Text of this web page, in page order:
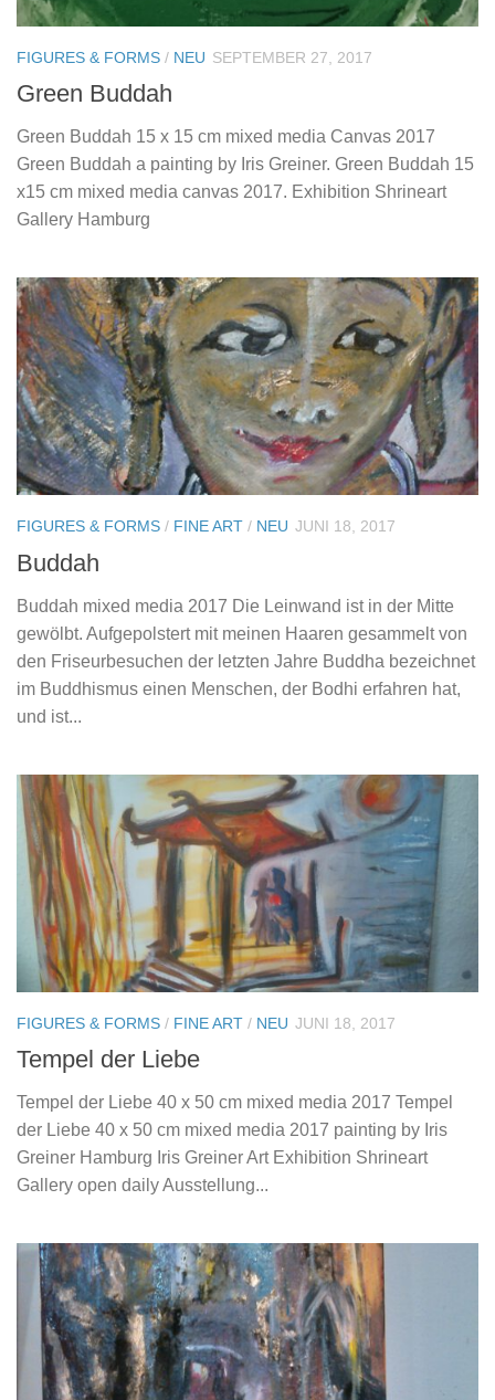
FIGURES & FORMS / NEU SEPTEMBER 27, 2017
Green Buddah
Green Buddah 15 x 15 cm mixed media Canvas 2017
Green Buddah a painting by Iris Greiner. Green Buddah 15
x15 cm mixed media canvas 2017. Exhibition Shrineart
Gallery Hamburg
FIGURES & FORMS / FINE ART / NEU JUNI 18, 2017
Buddah
Buddah mixed media 2017 Die Leinwand ist in der Mitte
gewölbt. Aufgepolstert mit meinen Haaren gesammelt von
den Friseurbesuchen der letzten Jahre Buddha bezeichnet
im Buddhismus einen Menschen, der Bodhi erfahren hat,
und ist...
FIGURES & FORMS / FINE ART / NEU JUNI 18, 2017
Tempel der Liebe
Tempel der Liebe 40 x 50 cm mixed media 2017 Tempel
der Liebe 40 x 50 cm mixed media 2017 painting by Iris
Greiner Hamburg Iris Greiner Art Exhibition Shrineart
Gallery open daily Ausstellung...